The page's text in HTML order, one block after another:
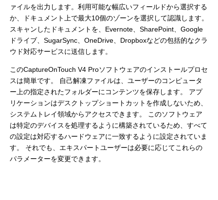
ァイルを出力します。利用可能な幅広いフィールドから選択する
か、ドキュメント上で最大10個のゾーンを選択して認識します。
スキャンしたドキュメントを、Evernote、SharePoint、Google
ドライブ、SugarSync、OneDrive、Dropboxなどの包括的なクラ
ウド対応サービスに送信します。
このCaptureOnTouch V4 Proソフトウェアのインストールプロセ
スは簡単です。 自己解凍ファイルは、ユーザーのコンピュータ
ー上の指定されたフォルダーにコンテンツを保存します。 アプ
リケーションはデスクトップショートカットを作成しないため、
システムトレイ領域からアクセスできます。 このソフトウェア
は特定のデバイスを処理するように構築されているため、すべて
の設定は対応するハードウェアに一致するように設定されていま
す。 それでも、エキスパートユーザーは必要に応じてこれらの
パラメーターを変更できます。